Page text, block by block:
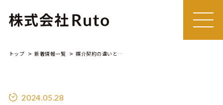
MEN
U
トップ 新着情報一覧 媒介契約の違いと選び方について
2024.05.28